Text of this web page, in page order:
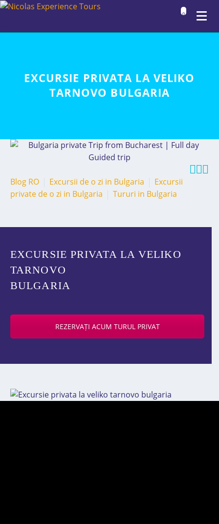
EXCURSIE PRIVATA LA VELIKO
TARNOVO BULGARIA

Blog RO Excursii de o zi in Bulgaria
Excursii
private de o zi in Bulgaria
Tururi in Bulgaria
EXCURSIE PRIVATA LA VELIKO
TARNOVO
BULGARIA
REZERVAȚI ACUM TURUL PRIVAT
0